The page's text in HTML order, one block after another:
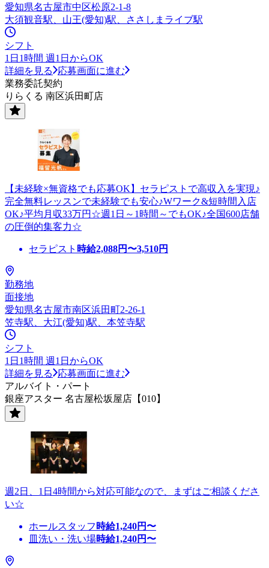
愛知県名古屋市中区松原2-1-8
大須観音駅、山王(愛知)駅、ささしまライブ駅
シフト
1日1時間 週1日からOK
詳細を見る
応募画面に進む
業務委託契約
りらくる 南区浜田町店
【未経験×無資格でも応募OK】セラピストで高収入を実現♪
完全無料レッスンで未経験でも安心♪Wワーク&短時間入店
OK♪平均月収33万円☆週1日～1時間～でもOK♪全国600店舗
の圧倒的集客力☆
セラピスト 時給2,088円〜3,510円
勤務地
面接地
愛知県名古屋市南区浜田町2-26-1
笠寺駅、大江(愛知)駅、本笠寺駅
シフト
1日1時間 週1日からOK
詳細を見る
応募画面に進む
アルバイト・パート
銀座アスター 名古屋松坂屋店【010】
週2日、1日4時間から対応可能なので、まずはご相談くださ
い☆
ホールスタッフ 時給1,240円〜
皿洗い・洗い場時給1,240円〜